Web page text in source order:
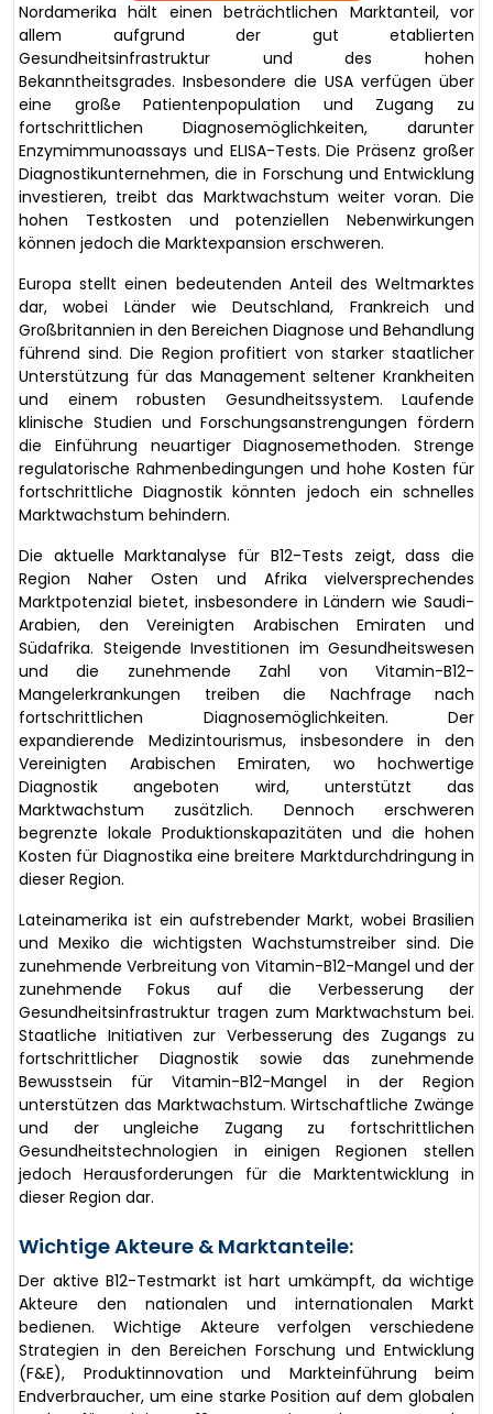
Nordamerika hält einen beträchtlichen Marktanteil, vor
allem aufgrund der gut etablierten
Gesundheitsinfrastruktur und des hohen
Bekanntheitsgrades. Insbesondere die USA verfügen über
eine große Patientenpopulation und Zugang zu
fortschrittlichen Diagnosemöglichkeiten, darunter
Enzymimmunoassays und ELISA-Tests. Die Präsenz großer
Diagnostikunternehmen, die in Forschung und Entwicklung
investieren, treibt das Marktwachstum weiter voran. Die
hohen Testkosten und potenziellen Nebenwirkungen
können jedoch die Marktexpansion erschweren.
Europa stellt einen bedeutenden Anteil des Weltmarktes
dar, wobei Länder wie Deutschland, Frankreich und
Großbritannien in den Bereichen Diagnose und Behandlung
führend sind. Die Region profitiert von starker staatlicher
Unterstützung für das Management seltener Krankheiten
und einem robusten Gesundheitssystem. Laufende
klinische Studien und Forschungsanstrengungen fördern
die Einführung neuartiger Diagnosemethoden. Strenge
regulatorische Rahmenbedingungen und hohe Kosten für
fortschrittliche Diagnostik könnten jedoch ein schnelles
Marktwachstum behindern.
Die aktuelle Marktanalyse für B12-Tests zeigt, dass die
Region Naher Osten und Afrika vielversprechendes
Marktpotenzial bietet, insbesondere in Ländern wie Saudi-
Arabien, den Vereinigten Arabischen Emiraten und
Südafrika. Steigende Investitionen im Gesundheitswesen
und die zunehmende Zahl von Vitamin-B12-
Mangelerkrankungen treiben die Nachfrage nach
fortschrittlichen Diagnosemöglichkeiten. Der
expandierende Medizintourismus, insbesondere in den
Vereinigten Arabischen Emiraten, wo hochwertige
Diagnostik angeboten wird, unterstützt das
Marktwachstum zusätzlich. Dennoch erschweren
begrenzte lokale Produktionskapazitäten und die hohen
Kosten für Diagnostika eine breitere Marktdurchdringung in
dieser Region.
Lateinamerika ist ein aufstrebender Markt, wobei Brasilien
und Mexiko die wichtigsten Wachstumstreiber sind. Die
zunehmende Verbreitung von Vitamin-B12-Mangel und der
zunehmende Fokus auf die Verbesserung der
Gesundheitsinfrastruktur tragen zum Marktwachstum bei.
Staatliche Initiativen zur Verbesserung des Zugangs zu
fortschrittlicher Diagnostik sowie das zunehmende
Bewusstsein für Vitamin-B12-Mangel in der Region
unterstützen das Marktwachstum. Wirtschaftliche Zwänge
und der ungleiche Zugang zu fortschrittlichen
Gesundheitstechnologien in einigen Regionen stellen
jedoch Herausforderungen für die Marktentwicklung in
dieser Region dar.
Wichtige Akteure & Marktanteile:
Der aktive B12-Testmarkt ist hart umkämpft, da wichtige
Akteure den nationalen und internationalen Markt
bedienen. Wichtige Akteure verfolgen verschiedene
Strategien in den Bereichen Forschung und Entwicklung
(F&E), Produktinnovation und Markteinführung beim
Endverbraucher, um eine starke Position auf dem globalen